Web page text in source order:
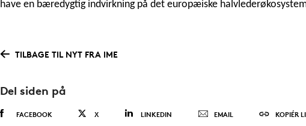
have en bæredygtig indvirkning på det europæiske
TILBAGE TIL NYT FRA IME
Del siden på
FACEBOOK X LINKEDIN EMAIL KOPIÉR